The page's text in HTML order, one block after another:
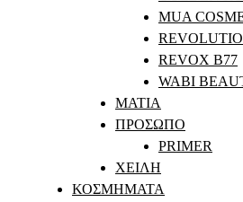
MUA
REVOX B77
WABI
ΜΑΤΙΑ
ΠΡΟΣΩΠΟ
PRIMER
ΧΕΙΛΗ
ΚΟΣΜΗΜΑΤΑ